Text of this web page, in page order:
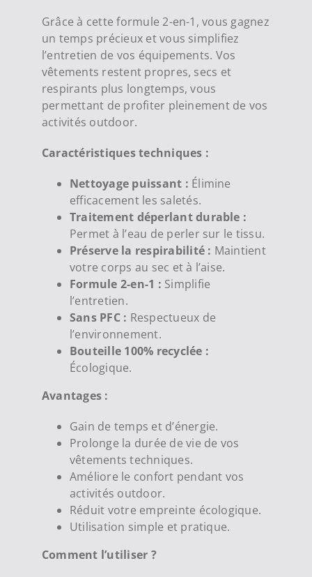
Grâce à cette formule 2-en-1, vous gagnez
un temps précieux et vous simplifiez
l’entretien de vos équipements. Vos
vêtements restent propres, secs et
respirants plus longtemps, vous
permettant de profiter pleinement de vos
activités outdoor.
Caractéristiques techniques :
Nettoyage puissant : Élimine
efficacement les saletés.
Traitement déperlant durable :
Permet à l’eau de perler sur le tissu.
Préserve la respirabilité : Maintient
votre corps au sec et à l’aise.
Formule 2-en-1 : Simplifie
l’entretien.
Sans PFC : Respectueux de
l’environnement.
Bouteille 100% recyclée :
Écologique.
Avantages :
Gain de temps et d’énergie.
Prolonge la durée de vie de vos
vêtements techniques.
Améliore le confort pendant vos
activités outdoor.
Réduit votre empreinte écologique.
Utilisation simple et pratique.
Comment l’utiliser ?